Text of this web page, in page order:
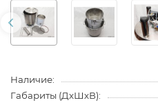
Наличие:
Габариты (ДхШхВ):